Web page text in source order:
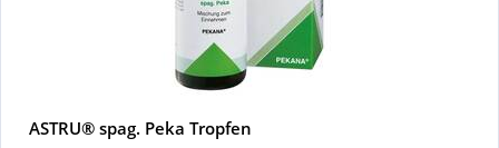
ASTRU® spag. Peka Tropfen